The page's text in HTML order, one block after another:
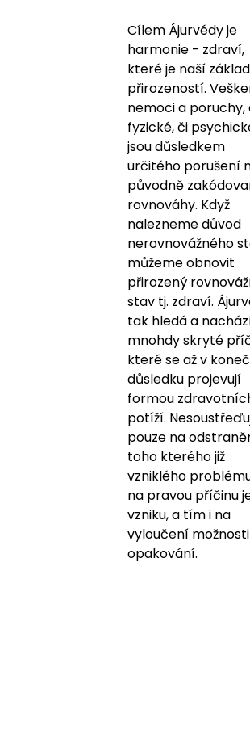
Cílem Ájurvédy je
harmonie - zdraví,
které je naší
přirozeností.
nemoci a poruchy,
fyzické, či
jsou důsledkem
určitého porušení
původně
rovnováhy. Když
nalezneme důvod
nerovnovážného
můžeme obnovit
přirozený
stav tj. zdraví.
tak hledá a
mnohdy skryté
které se až v
důsledku projevují
formou
potíží.
pouze na
toho kterého již
vzniklého
na pravou příčinu
vzniku, a tím i na
vyloučení
opakování.